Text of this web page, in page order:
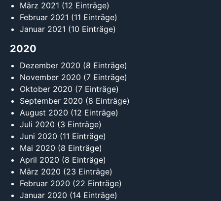
März 2021 (12 Einträge)
Februar 2021 (11 Einträge)
Januar 2021 (10 Einträge)
2020
Dezember 2020 (8 Einträge)
November 2020 (7 Einträge)
Oktober 2020 (7 Einträge)
September 2020 (8 Einträge)
August 2020 (12 Einträge)
Juli 2020 (3 Einträge)
Juni 2020 (11 Einträge)
Mai 2020 (8 Einträge)
April 2020 (8 Einträge)
März 2020 (23 Einträge)
Februar 2020 (22 Einträge)
Januar 2020 (14 Einträge)